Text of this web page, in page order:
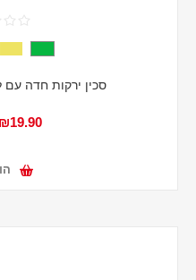
סכין ירקות חדה עם
₪19.90